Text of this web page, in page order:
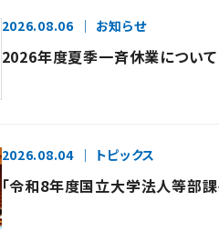
2026.08.06 お知らせ
2026年度夏季一斉休業について
2026.08.04 トピックス
「令和8年度国立大学法人等部